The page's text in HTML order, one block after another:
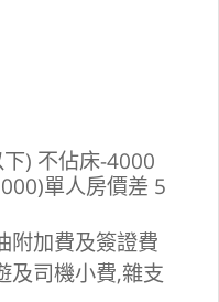
) 不佔床-4000
單人房價差 5
附加費及簽證費
及司機小費,雜支